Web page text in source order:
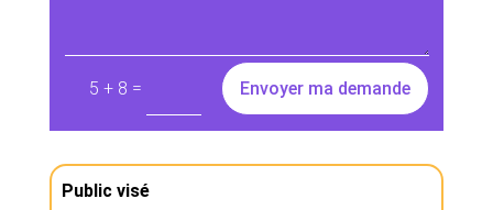
5 + 8 = Envoyer ma demande
Public visé